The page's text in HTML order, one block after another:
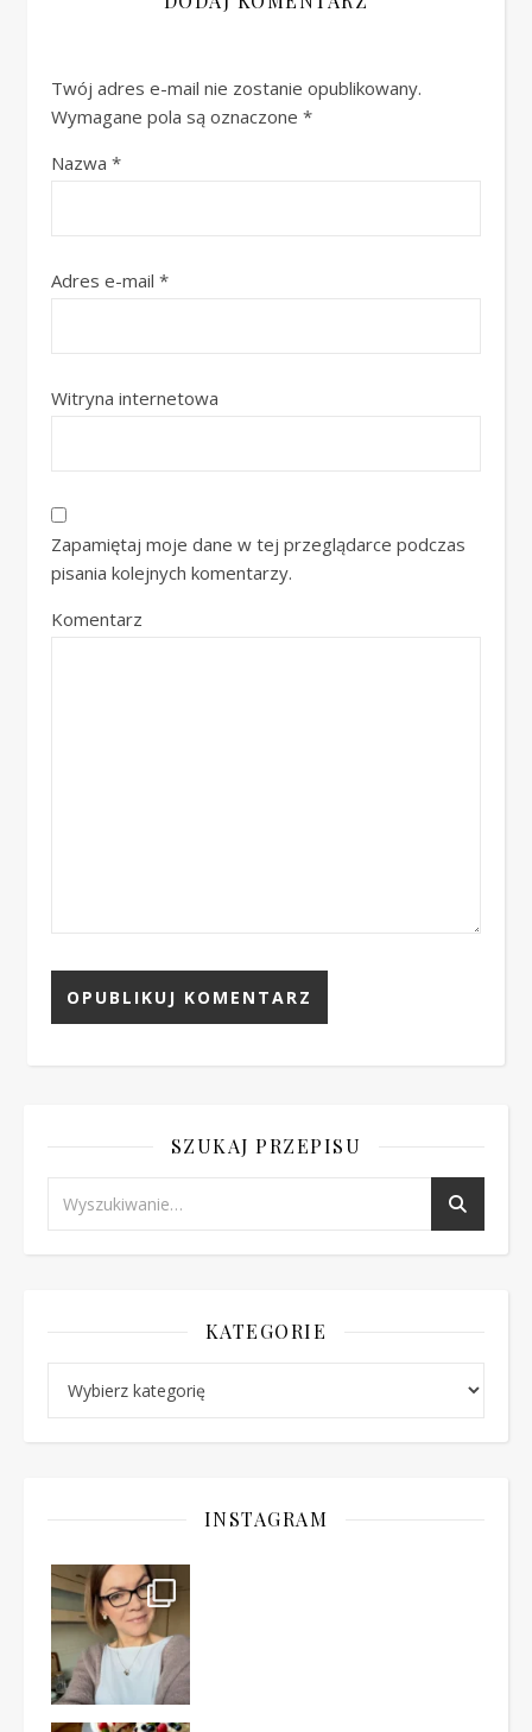
Twój adres e-mail nie zostanie opublikowany.
Wymagane pola są oznaczone *
Nazwa *
Adres e-mail *
Witryna internetowa
Zapamiętaj moje dane w tej przeglądarce podczas
pisania kolejnych komentarzy.
Komentarz
SZUKAJ PRZEPISU
KATEGORIE
INSTAGRAM